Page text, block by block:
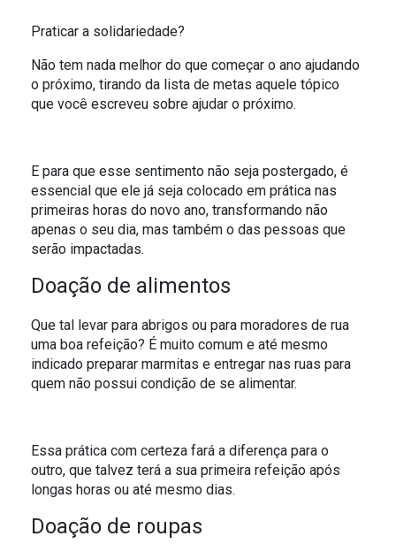
O RIO TÁ PRA PEIXE
PARCERIA GREEN FARM CO2FREE
Praticar a solidariedade?
Não tem nada melhor do que começar o ano ajudando
o próximo, tirando da lista de metas aquele tópico
que você escreveu sobre ajudar o próximo.
E para que esse sentimento não seja postergado, é
essencial que ele já seja colocado em prática nas
primeiras horas do novo ano, transformando não
apenas o seu dia, mas também o das pessoas que
serão impactadas.
Doação de alimentos
Que tal levar para abrigos ou para moradores de rua
uma boa refeição? É muito comum e até mesmo
indicado preparar marmitas e entregar nas ruas para
quem não possui condição de se alimentar.
Essa prática com certeza fará a diferença para o
outro, que talvez terá a sua primeira refeição após
longas horas ou até mesmo dias.
Doação de roupas